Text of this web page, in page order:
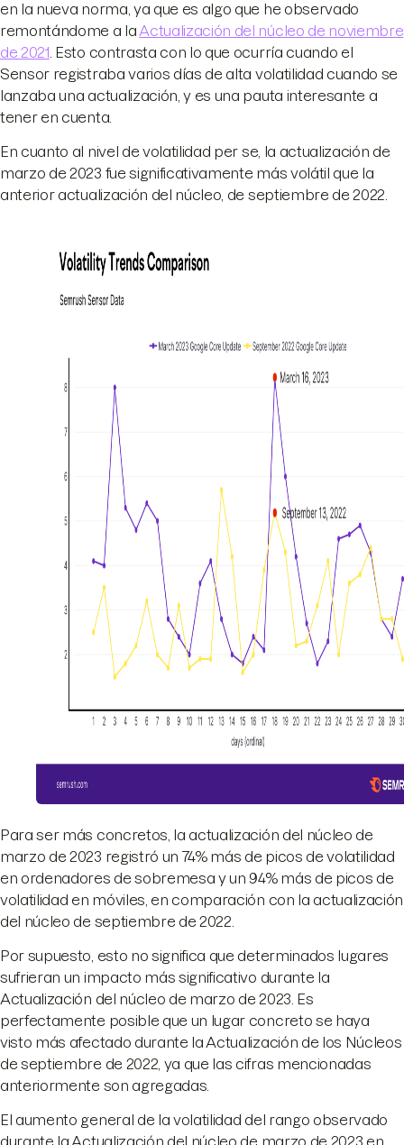
en la nueva norma, ya que es algo que he observado
remontándome a la Actualización del núcleo de noviembre
de 2021 . Esto contrasta con lo que ocurría cuando el
Sensor registraba varios días de alta volatilidad cuando se
lanzaba una actualización, y es una pauta interesante a
tener en cuenta.
En cuanto al nivel de volatilidad per se, la actualización de
marzo de 2023 fue significativamente más volátil que la
anterior actualización del núcleo, de septiembre de 2022.
Para ser más concretos, la actualización del núcleo de
marzo de 2023 registró un 74% más de picos de volatilidad
en ordenadores de sobremesa y un 94% más de picos de
volatilidad en móviles, en comparación con la actualización
del núcleo de septiembre de 2022.
Por supuesto, esto no significa que determinados lugares
sufrieran un impacto más significativo durante la
Actualización del núcleo de marzo de 2023. Es
perfectamente posible que un lugar concreto se haya
visto más afectado durante la Actualización de los Núcleos
de septiembre de 2022, ya que las cifras mencionadas
anteriormente son agregadas.
El aumento general de la volatilidad del rango observado
durante la Actualización del núcleo de marzo de 2023 en